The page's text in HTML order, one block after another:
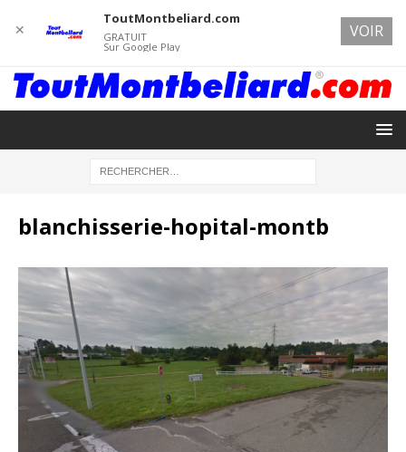
blanchisserie-hopital-montb
✕
ToutMontbeliard.com
GRATUIT
Sur Google Play
VOIR